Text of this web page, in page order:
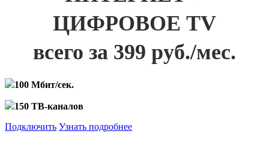
ЦИФРОВОЕ TV
всего за 399 руб./мес.
100 Мбит/сек.
150 ТВ-каналов
Подключить Узнать подробнее